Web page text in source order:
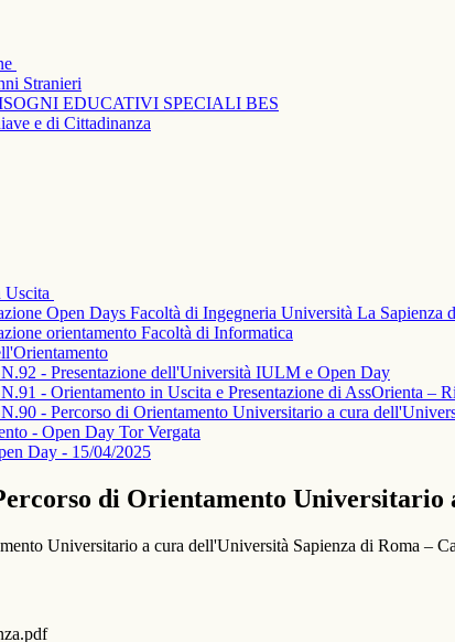
Stranieri
EDUCATIVI SPECIALI BES
e di Cittadinanza
Uscita
Open Days Facoltà di Ingegneria Università La Sapienza
orientamento Facoltà di Informatica
- Presentazione dell'Università IULM e Open Day
- Orientamento in Uscita e Presentazione di AssOrienta –
- Percorso di Orientamento Universitario a cura
- Open Day Tor Vergata
Day - 15/04/2025
di Orientamento
Universitario a cura dell'Università Sapienza di Roma –